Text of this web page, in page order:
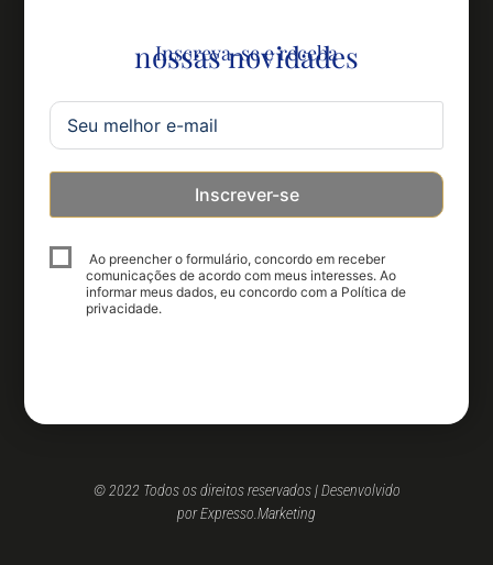
Inscreva-se e receba
nossas novidades
Inscrever-se
Ao preencher o formulário, concordo em receber
comunicações de acordo com meus interesses. Ao
informar meus dados, eu concordo com a Política de
privacidade.
© 2022 Todos os direitos reservados | Desenvolvido
por Expresso.Marketing